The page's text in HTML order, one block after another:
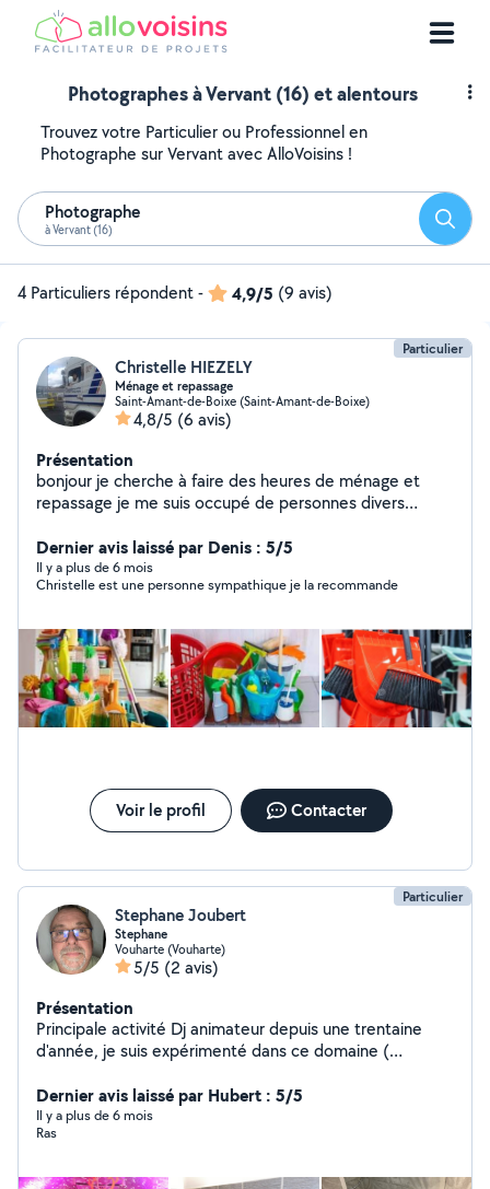
Photographes à Vervant (16) et alentours
Trouvez votre Particulier ou Professionnel en
Photographe sur Vervant avec AlloVoisins !
Photographe
à Vervant (16)
4 Particuliers répondent- 4,9/5 (9 avis)
Particulier
Christelle HIEZELY
Ménage et repassage
Saint-Amant-de-Boixe (Saint-Amant-de-Boixe)
4,8/5 (6 avis)
Présentation
bonjour je cherche à faire des heures de ménage et
repassage je me suis occupé de personnes divers
etudie toutes propositions PAS sérieux s abstenir merci
Dernier avis laissé par Denis : 5/5
Il y a plus de 6 mois
Christelle est une personne sympathique je la recommande
Voir le profil Contacter
Particulier
Stephane Joubert
Stephane
Vouharte (Vouharte)
5/5 (2 avis)
Présentation
Principale activité Dj animateur depuis une trentaine
d'année, je suis expérimenté dans ce domaine (
Rendre service Aime le bricolage Compétence en
électricité, pose de Placo, peinture
Dernier avis laissé par Hubert : 5/5
Il y a plus de 6 mois
Ras